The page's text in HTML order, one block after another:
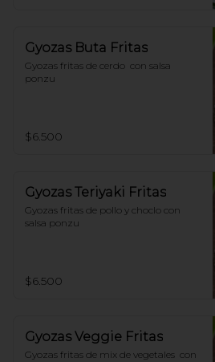
Gyozas Buta Fritas
Gyozas fritas de cerdo  con salsa
ponzu
$6.500
Gyozas Teriyaki Fritas
Gyozas fritas de pollo y choclo con
salsa ponzu
$6.500
Gyozas Veggie Fritas
Gyozas fritas de mix de vegetales  con